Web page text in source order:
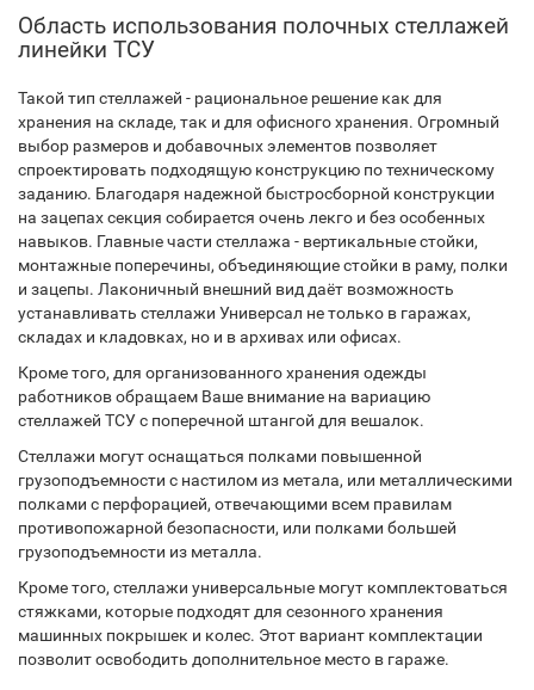
Область использования полочных стеллажей
линейки ТСУ
Такой тип стеллажей - рациональное решение как для
хранения на складе, так и для офисного хранения. Огромный
выбор размеров и добавочных элементов позволяет
спроектировать подходящую конструкцию по техническому
заданию. Благодаря надежной быстросборной конструкции
на зацепах секция собирается очень лекго и без особенных
навыков. Главные части стеллажа - вертикальные стойки,
монтажные поперечины, объединяющие стойки в раму, полки
и зацепы. Лаконичный внешний вид даёт возможность
устанавливать стеллажи Универсал не только в гаражах,
складах и кладовках, но и в архивах или офисах.
Кроме того, для организованного хранения одежды
работников обращаем Ваше внимание на вариацию
стеллажей ТСУ с поперечной штангой для вешалок.
Стеллажи могут оснащаться полками повышенной
грузоподъемности с настилом из метала, или металлическими
полками с перфорацией, отвечающими всем правилам
противопожарной безопасности, или полками большей
грузоподъемности из металла.
Кроме того, стеллажи универсальные могут комплектоваться
стяжками, которые подходят для сезонного хранения
машинных покрышек и колес. Этот вариант комплектации
позволит освободить дополнительное место в гараже.